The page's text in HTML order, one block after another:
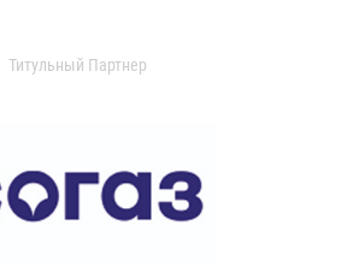
Титульный Партнер